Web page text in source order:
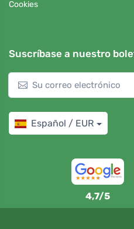
Cookies
Suscríbase a nuestro
Español / EUR
4,7/5